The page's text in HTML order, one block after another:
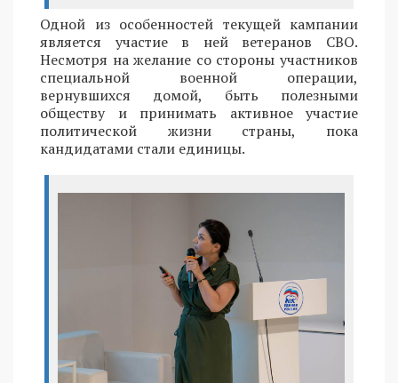
Одной из особенностей текущей кампании
является участие в ней ветеранов СВО.
Несмотря на желание со стороны участников
специальной военной операции,
вернувшихся домой, быть полезными
обществу и принимать активное участие
политической жизни страны, пока
кандидатами стали единицы.